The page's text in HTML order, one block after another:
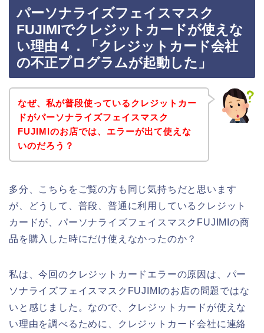
パーソナライズフェイスマスク
FUJIMIでクレジットカードが使えな
い理由４．「クレジットカード会社
の不正プログラムが起動した」
なぜ、私が普段使っているクレジットカー
ドがパーソナライズフェイスマスク
FUJIMIのお店では、エラーが出て使えな
いのだろう？
多分、こちらをご覧の方も同じ気持ちだと思います
が、どうして、普段、普通に利用しているクレジット
カードが、パーソナライズフェイスマスクFUJIMIの商
品を購入した時にだけ使えなかったのか？
私は、今回のクレジットカードエラーの原因は、パー
ソナライズフェイスマスクFUJIMIのお店の問題ではな
いと感じました。なので、クレジットカードが使えな
い理由を調べるために、クレジットカード会社に連絡